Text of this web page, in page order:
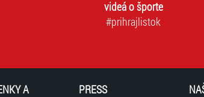
videá o športe
#prihrajlistok
A
PRESS